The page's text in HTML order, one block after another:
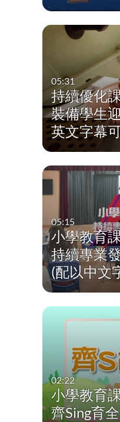
05:31
持續優化
裝備學生
英文字幕
05:15
小學教育
持續專業
(配以中文
02:22
小學教育
齊Sing育